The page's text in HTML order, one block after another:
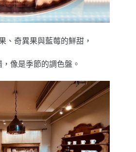
、奇異果與藍莓的鮮甜，
像是季節的調色盤。